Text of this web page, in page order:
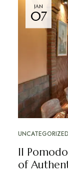
JAN
07
UNCATEGORIZED
Il
of